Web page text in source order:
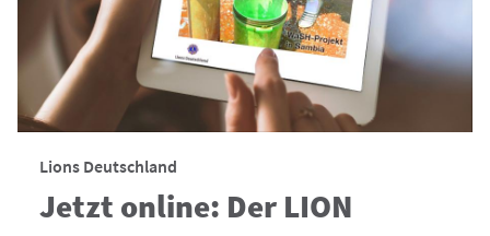
Lions Deutschland
Jetzt online: Der LION